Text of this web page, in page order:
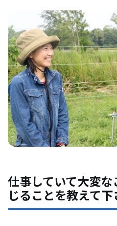
仕事していて大変
じることを教えて下